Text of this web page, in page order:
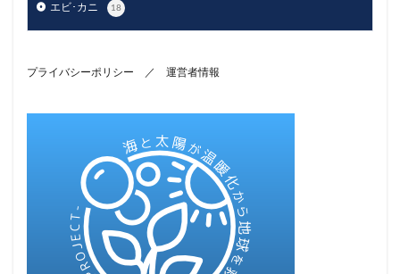
エビ･カニ 18
プライバシーポリシー ／ 運営者情報